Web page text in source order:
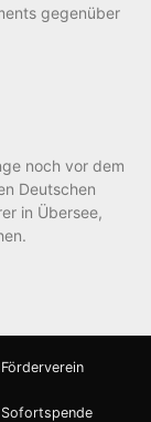
gegenüber
noch vor dem
Deutschen
in Übersee,
Förderverein
Sofortspende